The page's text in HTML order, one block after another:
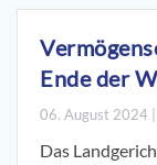
Ende der
06. August 2024 |
Das